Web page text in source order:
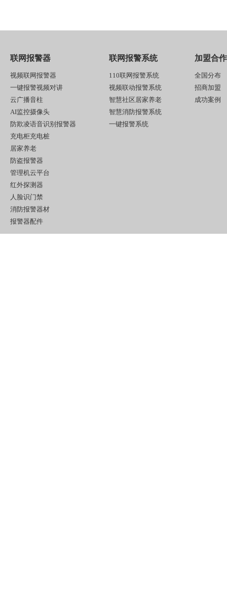
联网报警器
视频联网报警器
一键报警视频对讲
云广播音柱
AI监控摄像头
防欺凌语音识别报警器
充电柜充电桩
居家养老
防盗报警器
管理机云平台
红外探测器
人脸识门禁
消防报警器材
报警器配件
联网报警系统
110联网报警系统
视频联动报警系统
智慧社区居家养老
智慧消防报警系统
一键报警系统
加盟合作
全国分布
招商加盟
成功案例